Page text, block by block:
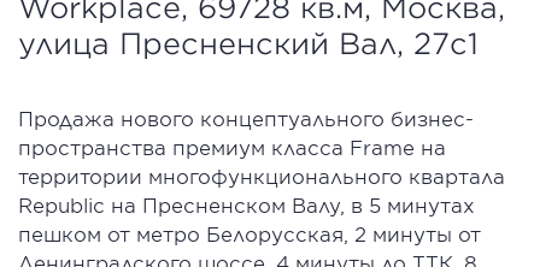
Workplace, 69728 кв.м, Москва,
улица Пресненский Вал, 27с1
Продажа нового концептуального бизнес-
пространства премиум класса Frame на
территории многофункционального квартала
Republic на Пресненском Валу, в 5 минутах
пешком от метро Белорусская, 2 минуты от
Ленинградского шоссе, 4 минуты до ТТК, 8